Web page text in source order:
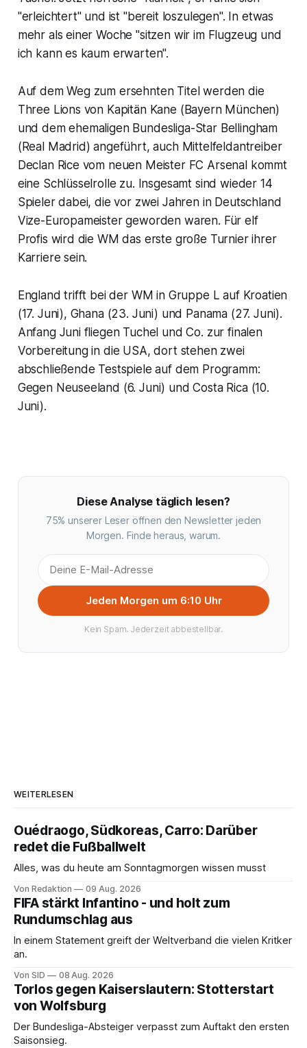
"erleichtert" und ist "bereit loszulegen". In etwas
mehr als einer Woche "sitzen wir im Flugzeug und
ich kann es kaum erwarten".
Auf dem Weg zum ersehnten Titel werden die
Three Lions von Kapitän Kane (Bayern München)
und dem ehemaligen Bundesliga-Star Bellingham
(Real Madrid) angeführt, auch Mittelfeldantreiber
Declan Rice vom neuen Meister FC Arsenal kommt
eine Schlüsselrolle zu. Insgesamt sind wieder 14
Spieler dabei, die vor zwei Jahren in Deutschland
Vize-Europameister geworden waren. Für elf
Profis wird die WM das erste große Turnier ihrer
Karriere sein.
England trifft bei der WM in Gruppe L auf Kroatien
(17. Juni), Ghana (23. Juni) und Panama (27. Juni).
Anfang Juni fliegen Tuchel und Co. zur finalen
Vorbereitung in die USA, dort stehen zwei
abschließende Testspiele auf dem Programm:
Gegen Neuseeland (6. Juni) und Costa Rica (10.
Juni).
Diese Analyse täglich lesen?
75% unserer Leser öffnen den Newsletter jeden
Morgen. Finde heraus, warum.
Jeden Morgen um 6:10 Uhr
Kein Spam. Jederzeit abbestellbar.
WEITERLESEN
Ouédraogo, Südkoreas, Carro: Darüber
redet die Fußballwelt
Alles, was du heute am Sonntagmorgen wissen musst
Von Redaktion 09 Aug. 2026
FIFA stärkt Infantino - und holt zum
Rundumschlag aus
In einem Statement greift der Weltverband die vielen Kritker
an.
Von SID 08 Aug. 2026
Torlos gegen Kaiserslautern: Stotterstart
von Wolfsburg
Der Bundesliga-Absteiger verpasst zum Auftakt den ersten
Saisonsieg.